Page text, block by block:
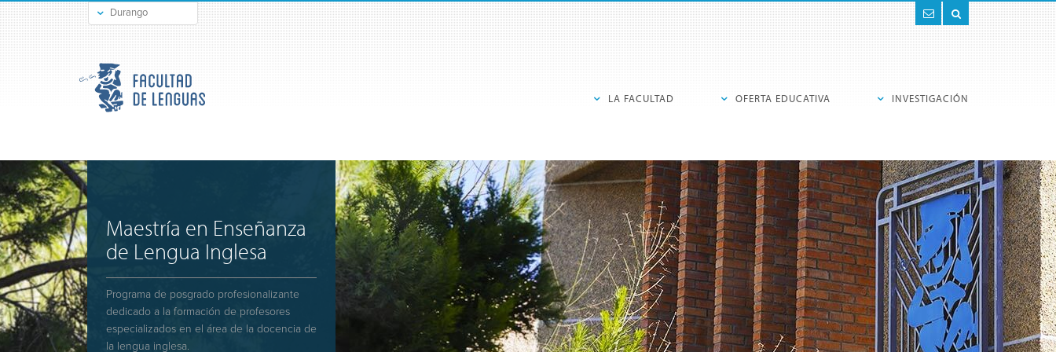
Durango
Gómez Palacio
Buscar
Contacto
LA FACULTAD OFERTA EDUCATIVA INVESTIGACIÓN
Maestría en Enseñanza
de Lengua Inglesa
Programa de posgrado profesionalizante
dedicado a la formación de profesores
especializados en el área de la docencia de
la lengua inglesa.